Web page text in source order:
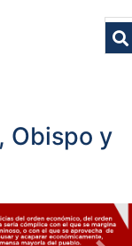
Obispo y